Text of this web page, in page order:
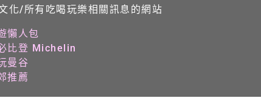
化/所有吃喝玩樂相關訊息的網站
懶人包
比登 Michelin
曼谷
推薦